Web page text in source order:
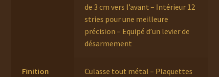
de 3 cm vers l’avant – Intérieur 12
stries pour une meilleure
précision – Equipé d’un levier de
désarmement
Finition
Culasse tout métal – Plaquettes